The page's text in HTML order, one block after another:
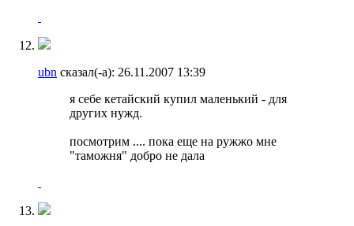
ubn сказал(-а): 26.11.2007 13:39
я себе кетайский купил маленький - для
других нужд.
посмотрим .... пока еще на ружжо мне
"таможня" добро не дала